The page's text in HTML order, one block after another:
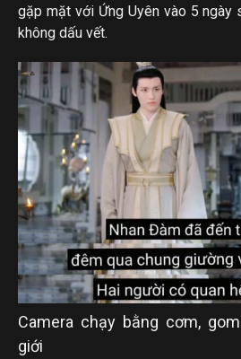
gặp mặt với Ứng Uyên vào 5 ngày
không dấu vết.
Camera chạy bằng cơm,
giới